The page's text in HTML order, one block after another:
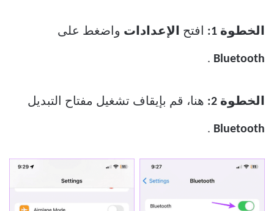
الخطوة 1: افتح الإعدادات واضغط على
Bluetooth
.
الخطوة 2: هنا، قم بإيقاف تشغيل مفتاح التبديل
Bluetooth
.